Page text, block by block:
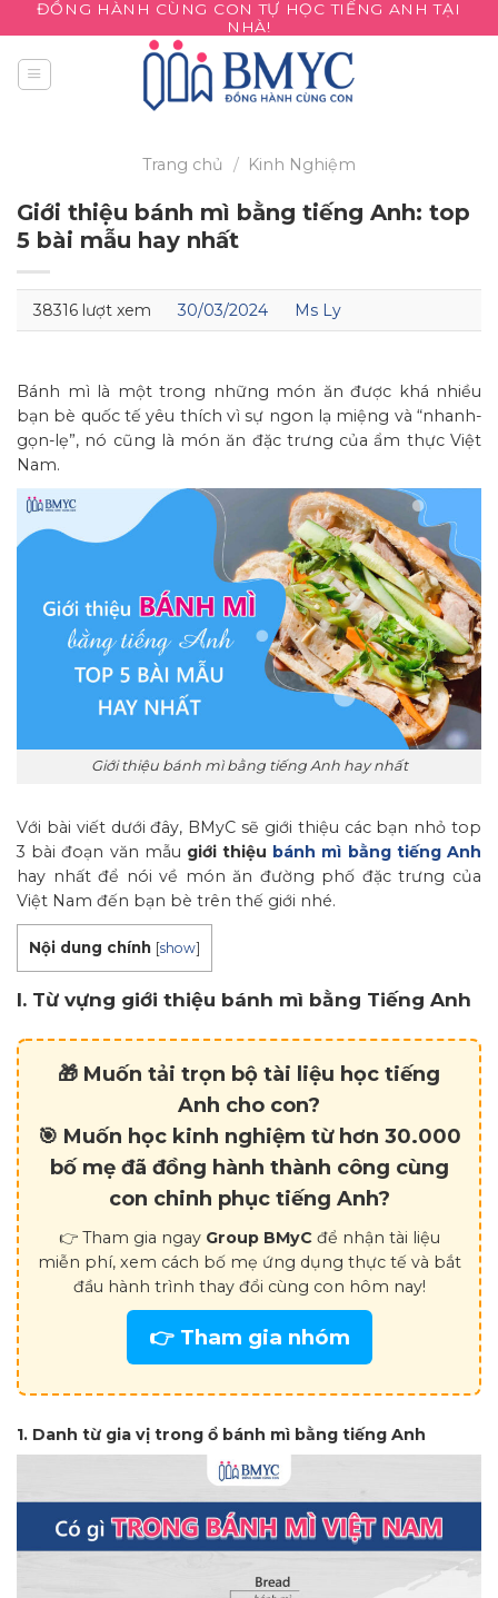
to
content
ĐỒNG HÀNH CÙNG CON TỰ HỌC TIẾNG ANH TẠI
NHÀ!
Trang chủ / Kinh Nghiệm
Giới thiệu bánh mì bằng tiếng Anh: top
5 bài mẫu hay nhất
38316 lượt xem 30/03/2024 Ms Ly
Bánh mì là một trong những món ăn được khá nhiều
bạn bè quốc tế yêu thích vì sự ngon lạ miệng và “nhanh-
gọn-lẹ”, nó cũng là món ăn đặc trưng của ẩm thực Việt
Nam.
Giới thiệu bánh mì bằng tiếng Anh hay nhất
Với bài viết dưới đây, BMyC sẽ giới thiệu các bạn nhỏ top
3 bài đoạn văn mẫu giới thiệu bánh mì bằng tiếng Anh
hay nhất để nói về món ăn đường phố đặc trưng của
Việt Nam đến bạn bè trên thế giới nhé.
Nội dung chính [show]
I. Từ vựng giới thiệu bánh mì bằng Tiếng Anh
🎁 Muốn tải trọn bộ tài liệu học tiếng
Anh cho con?
🎯 Muốn học kinh nghiệm từ hơn 30.000
bố mẹđã đồng hành thành công cùng
con chinh phục tiếng Anh?
👉 Tham gia ngay Group BMyCđể nhận tài liệu
miễn phí, xem cách bố mẹ ứng dụng thực tế và bắt
đầu hành trình thay đổi cùng con hôm nay!
👉 Tham gia nhóm
1. Danh từ gia vị trong ổ bánh mì bằng tiếng Anh